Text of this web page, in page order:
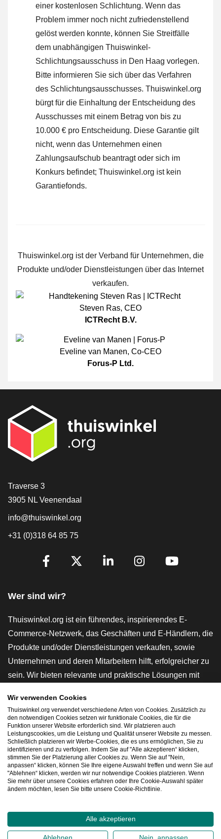
einer kostenlosen Schlichtung. Wenn das
Problem immer noch nicht zufriedenstellend
gelöst werden konnte, können Sie Streitfälle
dem unabhängigen Thuiswinkel-
Schlichtungsausschuss in Den Haag vorlegen.
Bitte informieren Sie sich über das Verfahren
des Schlichtungsausschusses. Thuiswinkel.org
bürgt für die Einhaltung der Entscheidung des
Ausschusses mit einem Betrag von bis zu
10.000 € pro Entscheidung. Diese Garantie gilt
nicht, wenn das Unternehmen einen
Zahlungsaufschub beantragt oder sich im
Konkurs befindet; Thuiswinkel.org ist kein
Garantiefonds.
Thuiswinkel.org ist der Verband für Unternehmen, die
Produkte und/oder Dienstleistungen über das Internet
verkaufen.
Steven Ras, CEO
ICTRecht B.V.
Eveline van Manen, Co-CEO
Forus-P Ltd.
[_General:Contact]
Traverse 3
3905 NL Veenendaal
info@thuiswinkel.org
+31 (0)318 64 85 75
[_General:SocialMediaTitle]
Wer sind wir?
Thuiswinkel.org ist ein führendes, inspirierendes E-
Commerce-Netzwerk, das Geschäften und E-Händlern, die
Produkte und/oder Dienstleistungen verkaufen, sowie
Unternehmen und deren Mitarbeitern hilft, erfolgreicher zu
sein. Wir bieten relevante und praktische Lösungen mit
rechtlichen Instrumenten und Beratung,
Interessenvertretung, Marktforschung und verfügen über
eine eigene Bildungsplattform, die Thuiswinkel e-
Academy.
Schnelles Navigieren
2026©Thuiswinkel.org
Wir verwenden Cookies
Thuiswinkel.org verwendet verschiedene Arten von Cookies. Zusätzlich zu
den notwendigen Cookies setzen wir funktionale Cookies, die für die
Funktion unserer Website erforderlich sind. Wir platzieren auch
Leistungscookies, um die Leistung und Qualität unserer Website zu messen.
Schließlich platzieren wir Werbe-Cookies, die es uns ermöglichen, Sie zu
identifizieren und zu verfolgen. Indem Sie auf "Alle akzeptieren“ klicken,
stimmen Sie der Platzierung aller Cookies zu. Wenn Sie auf "Nein,
anpassen“ klicken, können Sie Ihre eigene Auswahl treffen und wenn Sie auf
"Ablehnen“ klicken, werden wir nur notwendige Cookies platzieren. Wenn
Sie mehr über unsere Cookies erfahren oder Ihre Cookie-Auswahl später
ändern möchten, lesen Sie bitte unsere Cookie-Richtlinie.
Alle akzeptieren